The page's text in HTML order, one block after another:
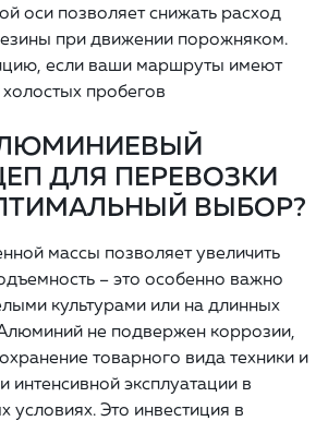
оси позволяет снижать расход
при движении порожняком.
если ваши маршруты имеют
пробегов
ДЛЯ ПЕРЕВОЗКИ
ВЫБОР?
массы позволяет увеличить
– это особенно важно
культурами или на длинных
не подвержен коррозии,
товарного вида техники и
интенсивной эксплуатации в
условиях. Это инвестиция в